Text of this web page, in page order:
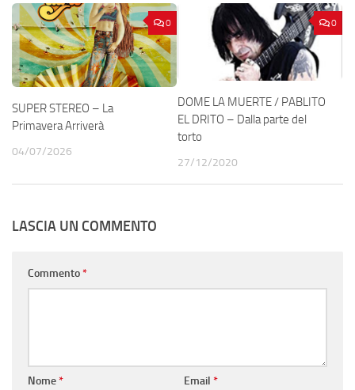
0
SUPER STEREO – La
Primavera Arriverà
04/07/2026
0
DOME LA MUERTE / PABLITO
EL DRITO – Dalla parte del
torto
27/12/2020
LASCIA UN COMMENTO
Commento*
Nome* Email *